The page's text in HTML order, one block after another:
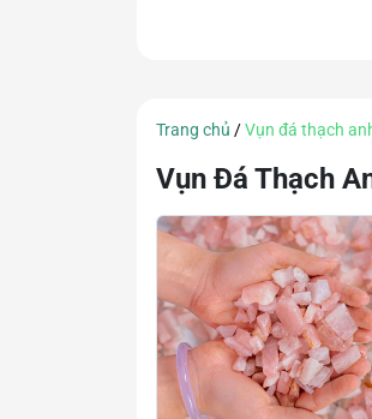
Trang chủ /Vụn đá thạch
Vụn Đá Thạch